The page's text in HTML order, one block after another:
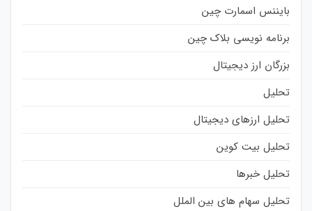
بایننس اسمارت چین
برنامه نویسی بلاک چین
بزرگان ارز دیجیتال
تحلیل
تحلیل ارزهای دیجیتال
تحلیل بیت کوین
تحلیل خبرها
تحلیل سهام های بین الملل